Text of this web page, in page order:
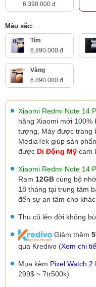
6.390.000 đ
Màu sắc:
Tím
6.890.000 đ
Vàng
6.890.000 đ
Xiaomi Redmi Note 14
hãng Xiaomi mới 100%
tượng, Máy được trang
MediaTek giúp sản
được Di Động Mỹ cam
Xiaomi Redmi Note 14
Ram 12GB cùng bộ
18 tháng tại trung tâm
đến sự an tâm cho
Thu cũ lên đời không
Giảm thêm
qua Kredivo (Xem chi
Mua kèm Pixel Watch 2
299$ ~ 7tr500k)